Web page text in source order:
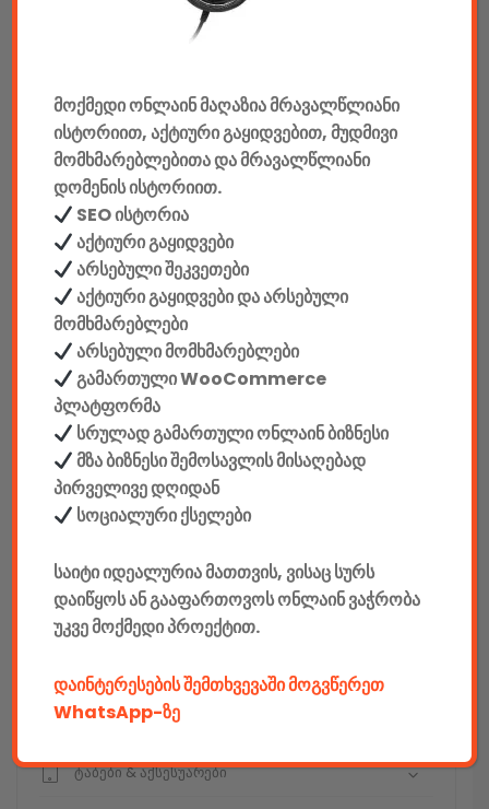
კონსოლები & აქსესუარები
ელემენტები
აკკუმულატორები
კაბელები & დამტენები
დისკები
ჩანთები
სეიფები
კონსტრუქტორები
E-mobility
კომპიუტერები & აქსესუარები
ტელეფონები & აქსესუარები
კამერები & აქსესუარები
ნოუთბუქები & აქსესუარები
ტაბები & აქსესუარები
მოქმედი ონლაინ მაღაზია მრავალწლიანი
ისტორიით, აქტიური გაყიდვებით, მუდმივი
მომხმარებლებითა და მრავალწლიანი
დომენის ისტორიით.
SEO ისტორია
აქტიური გაყიდვები
არსებული შეკვეთები
აქტიური გაყიდვები და არსებული
მომხმარებლები
არსებული მომხმარებლები
გამართული WooCommerce
პლატფორმა
სრულად გამართული ონლაინ ბიზნესი
მზა ბიზნესი შემოსავლის მისაღებად
პირველივე დღიდან
სოციალური ქსელები
საიტი იდეალურია მათთვის, ვისაც სურს
დაიწყოს ან გააფართოვოს ონლაინ ვაჭრობა
უკვე მოქმედი პროექტით.
დაინტერესების შემთხვევაში მოგვწერეთ
WhatsApp-ზე